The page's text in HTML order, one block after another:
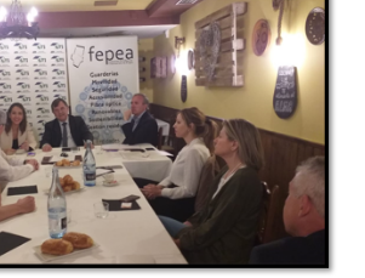
Seguridad
En
La
Ciudad
Y
Polígonos